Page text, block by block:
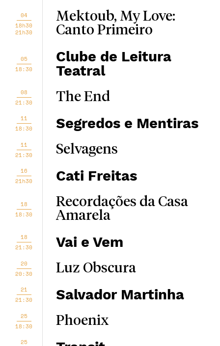
04
18h30
21h30
Mektoub, My Love:
Canto Primeiro
05
18:30
Clube de Leitura
Teatral
08
21:30
The End
11
18:30
Segredos e Mentiras
11
21:30
Selvagens
16
21h30
Cati Freitas
18
18:30
Recordações da Casa
Amarela
18
21:30
Vai e Vem
20
20:30
Luz Obscura
21
21:30
Salvador Martinha
25
18:30
Phoenix
25